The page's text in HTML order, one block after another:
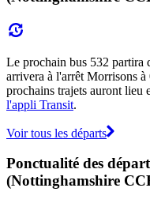
Le prochain bus 532 partira
arrivera à l'arrêt Morrisons
prochains trajets auront lieu
l'appli Transit.
Voir tous les départs
Ponctualité des
(Nottinghamshire